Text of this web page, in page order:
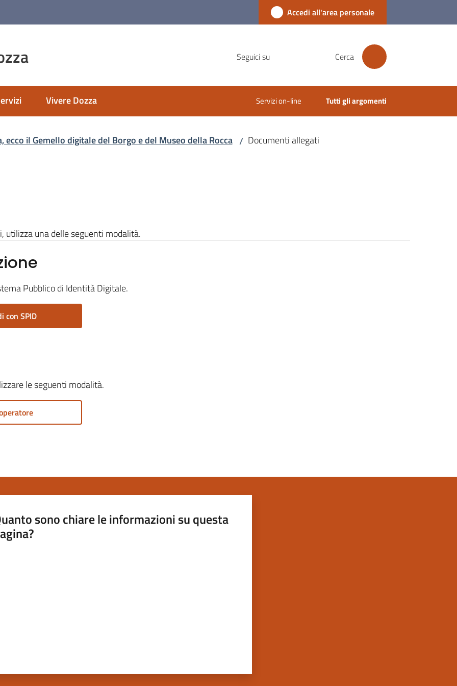
Accedi all'area personale
Seguici su Cerca
Vivere Dozza Servizi on-line Tutti gli argomenti
ecco il Gemello digitale del Borgo e del Museo della Rocca / Documenti allegati
utilizza una delle seguenti modalità.
Pubblico di Identità Digitale.
con SPID
le seguenti modalità.
sono chiare le informazioni su questa